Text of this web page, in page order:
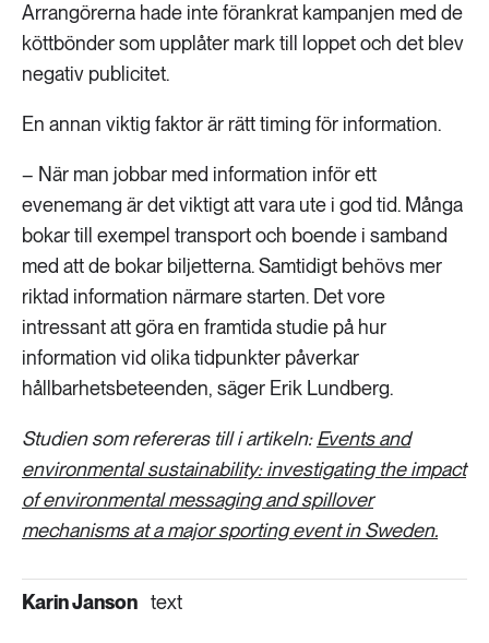
Arrangörerna hade inte förankrat kampanjen med de
köttbönder som upplåter mark till loppet och det blev
negativ publicitet.
En annan viktig faktor är rätt timing för information.
– När man jobbar med information inför ett
evenemang är det viktigt att vara ute i god tid. Många
bokar till exempel transport och boende i samband
med att de bokar biljetterna. Samtidigt behövs mer
riktad information närmare starten. Det vore
intressant att göra en framtida studie på hur
information vid olika tidpunkter påverkar
hållbarhetsbeteenden, säger Erik Lundberg.
Studien som refereras till i artikeln:Events and
environmental sustainability: investigating the impact
of environmental messaging and spillover
mechanisms at a major sporting event in Sweden.
Karin Janson text